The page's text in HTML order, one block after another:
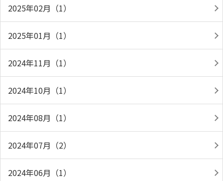
2025年02月（1）
2025年01月（1）
2024年11月（1）
2024年10月（1）
2024年08月（1）
2024年07月（2）
2024年06月（1）